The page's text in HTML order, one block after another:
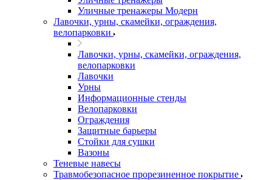
Уличные тренажеры Модерн
Лавочки, урны, скамейки, ограждения,
велопарковки
Лавочки, урны, скамейки, ограждения,
велопарковки
Лавочки
Урны
Информационные стенды
Велопарковки
Ограждения
Защитные барьеры
Стойки для сушки
Вазоны
Теневые навесы
Травмобезопасное прорезиненное покрытие